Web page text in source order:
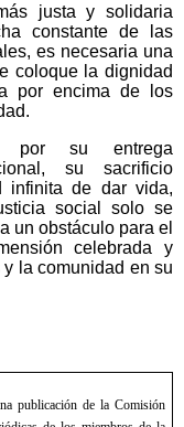
justa y solidaria
constante de las
es necesaria una
coloque la dignidad
por encima de los
por su entrega
su sacrificio
infinita de dar vida,
social solo se
un obstáculo para el
celebrada y
la comunidad en su
publicación de la Comisión